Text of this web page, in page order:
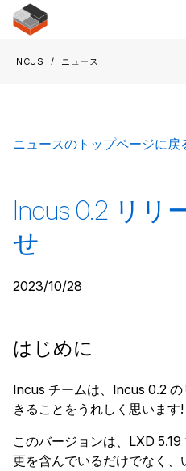
Incus ニュース
ニュースのトップページに戻
Incus 0.2 リリ
せ
2023/10/28
はじめに
Incus チームは、Incus 0.2
きることをうれしく思います!
このバージョンは、LXD
更を含んでいるだけでなく、